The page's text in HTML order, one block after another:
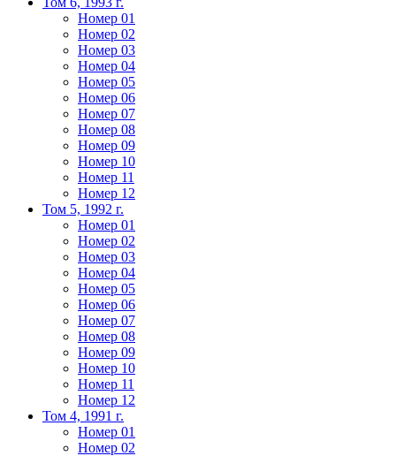
Номер 01
Номер 02
Номер 03
Номер 04
Номер 05
Номер 06
Номер 07
Номер 08
Номер 09
Номер 10
Номер 11
Номер 12
Том 5, 1992 г.
Номер 01
Номер 02
Номер 03
Номер 04
Номер 05
Номер 06
Номер 07
Номер 08
Номер 09
Номер 10
Номер 11
Номер 12
Том 4, 1991 г.
Номер 01
Номер 02